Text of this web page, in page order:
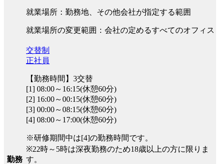
就業場所：勤務地、その他会社が指定する範囲
就業場所の変更範囲：会社の定めるすべてのオフィス
勤務
交替制
正社員
【勤務時間】3交替
[1] 08:00～16:15(休憩60分)
[2] 16:00～00:15(休憩60分)
[3] 00:00～08:15(休憩60分)
[4] 08:00～17:00(休憩60分)
※研修期間中は[4]の勤務時間です。
※22時～5時は深夜勤務のため18歳以上の方に限りま
す。